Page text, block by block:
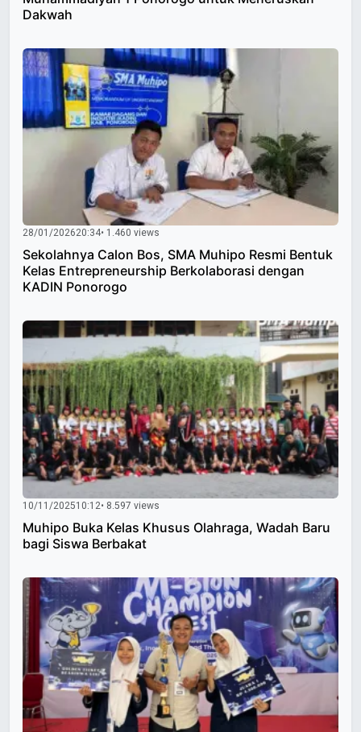
Dakwah
28/01/202620:34• 1.460 views
Sekolahnya Calon Bos, SMA Muhipo Resmi Bentuk
Kelas Entrepreneurship Berkolaborasi dengan
KADIN Ponorogo
10/11/202510:12• 8.597 views
Muhipo Buka Kelas Khusus Olahraga, Wadah Baru
bagi Siswa Berbakat